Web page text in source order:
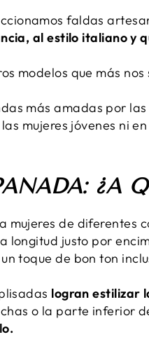
faldas
al estilo italiano y
modelos que más
más amadas por
mujeres jóvenes ni
¿A
mujeres de diferentes
longitud justo por
toque de bon ton
logran estilizar
o la parte inferior